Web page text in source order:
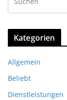
Kategorien
Allgemein
Beliebt
Dienstleistungen